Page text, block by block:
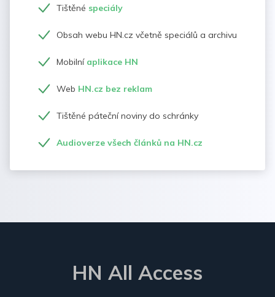
Tištěné speciály
Obsah webu HN.cz včetně speciálů a archivu
Mobilní aplikace HN
Web HN.cz bez reklam
Tištěné páteční noviny do schránky
Audioverze všech článků na HN.cz
HN All Access